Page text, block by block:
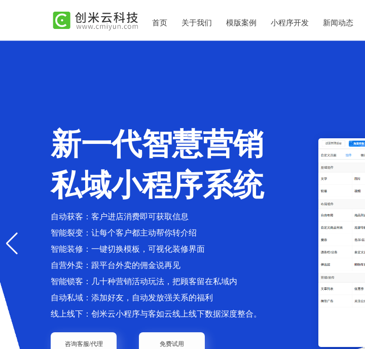
首页 关于我们 模版案例 小程序开发 新闻动态
新一代智慧营销
私域小程序系统
自动获客：客户进店消费即可获取信息
智能裂变：让每个客户都主动帮你转介绍
智能装修：一键切换模板，可视化装修界面
自营外卖：跟平台外卖的佣金说再见
智能锁客：几十种营销活动玩法，把顾客留在私域内
自动私域：添加好友，自动发放强关系的福利
线上线下：创米云小程序与客如云线上线下数据深度整合。
咨询客服/代理 免费试用